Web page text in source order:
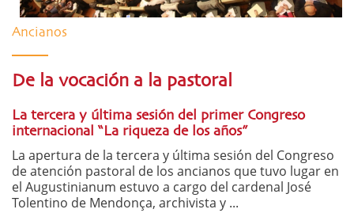
Ancianos
De la vocación a la pastoral
La tercera y última sesión del primer Congreso
internacional “La riqueza de los años”
La apertura de la tercera y última sesión del Congreso
de atención pastoral de los ancianos que tuvo lugar en
el Augustinianum estuvo a cargo del cardenal José
Tolentino de Mendonça, archivista y ...